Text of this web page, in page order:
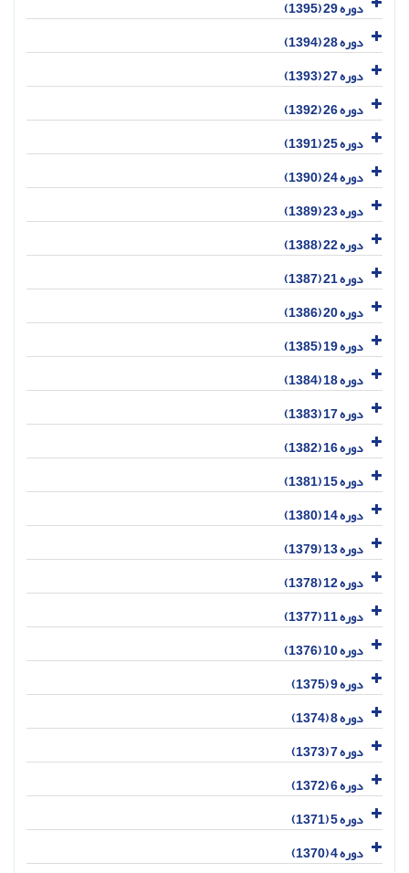
دوره 29 (1395)
دوره 28 (1394)
دوره 27 (1393)
دوره 26 (1392)
دوره 25 (1391)
دوره 24 (1390)
دوره 23 (1389)
دوره 22 (1388)
دوره 21 (1387)
دوره 20 (1386)
دوره 19 (1385)
دوره 18 (1384)
دوره 17 (1383)
دوره 16 (1382)
دوره 15 (1381)
دوره 14 (1380)
دوره 13 (1379)
دوره 12 (1378)
دوره 11 (1377)
دوره 10 (1376)
دوره 9 (1375)
دوره 8 (1374)
دوره 7 (1373)
دوره 6 (1372)
دوره 5 (1371)
دوره 4 (1370)